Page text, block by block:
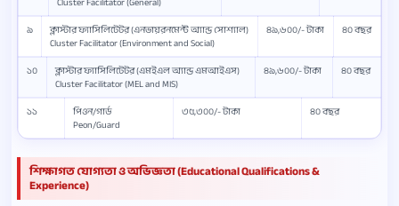
৯ ক্লাস্টার ফ্যাসিলিটেটর (এনভায়রনমেন্ট অ্যান্ড সোশ্যাল)
Cluster Facilitator (Environment and Social)
৪৯,৬০০/- টাকা ৪০ বছর
১০ ক্লাস্টার ফ্যাসিলিটেটর (এমইএল অ্যান্ড এমআইএস)
Cluster Facilitator (MEL and MIS)
৪৯,৬০০/- টাকা ৪০ বছর
১১ পিওন/গার্ড
Peon/Guard
৩৫,৩০০/- টাকা ৪০ বছর
শিক্ষাগত যোগ্যতা ও অভিজ্ঞতা (Educational Qualifications &
Experience)